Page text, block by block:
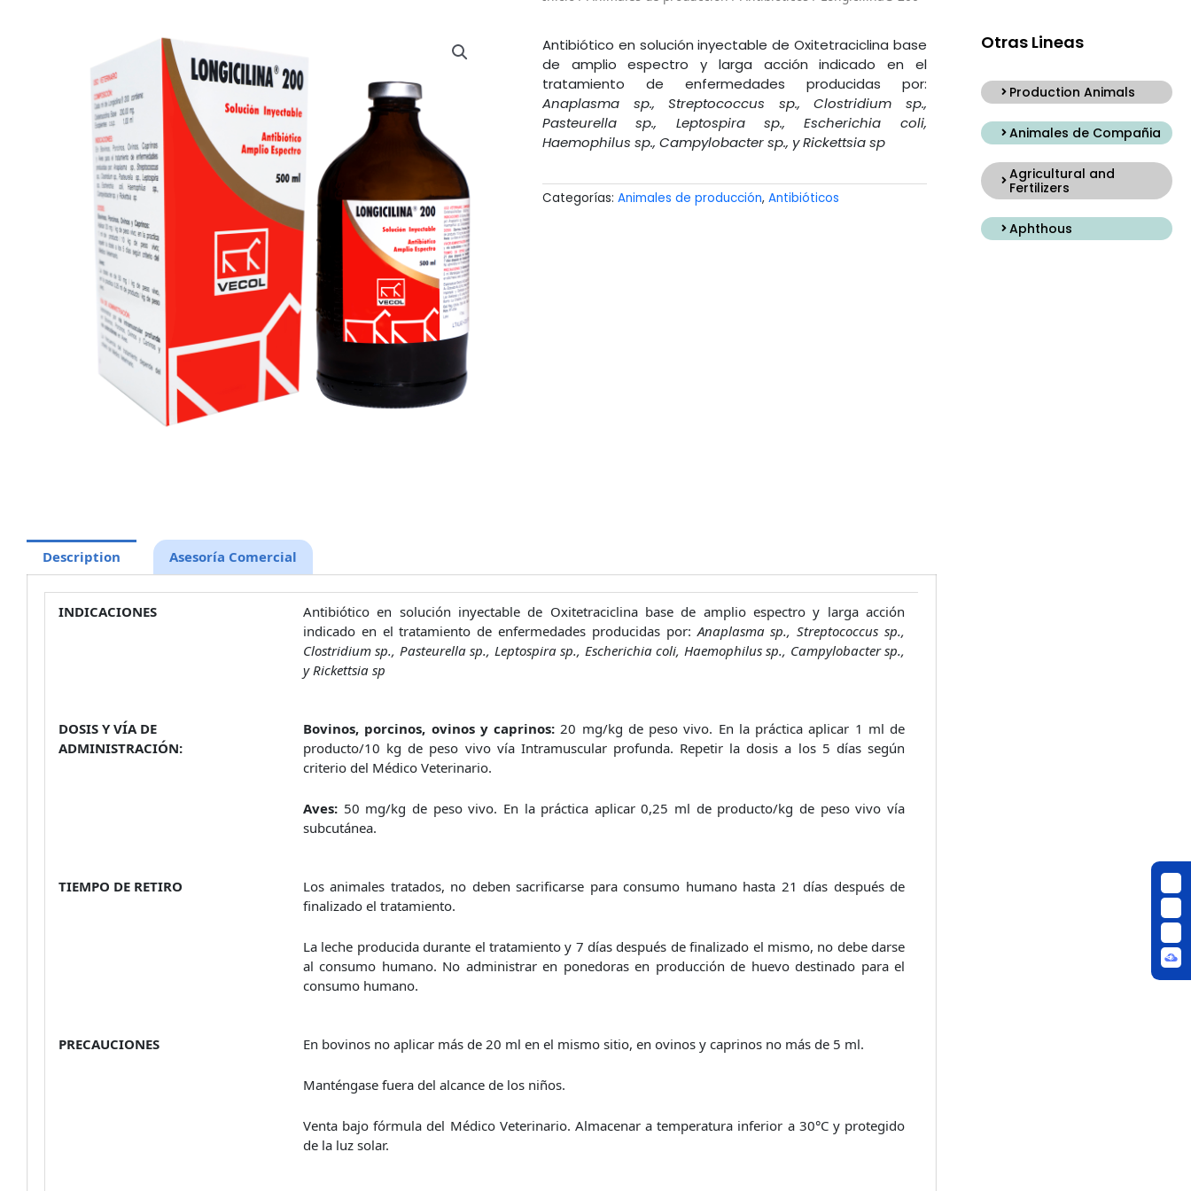
Antibiótico en solución inyectable de Oxitetraciclina base
de amplio espectro y larga acción indicado en el
tratamiento de enfermedades producidas por:
Anaplasma sp., Streptococcus sp., Clostridium sp.,
Pasteurella sp., Leptospira sp., Escherichia coli,
Haemophilus sp., Campylobacter sp., y Rickettsia sp
Categorías: Animales de producción, Antibióticos
Description Asesoría Comercial
INDICACIONES
Antibiótico en solución inyectable de Oxitetraciclina base de amplio espectro y larga acción
indicado en el tratamiento de enfermedades producidas por: Anaplasma sp., Streptococcus sp.,
Clostridium sp., Pasteurella sp., Leptospira sp., Escherichia coli, Haemophilus sp., Campylobacter sp.,
y Rickettsia sp
DOSIS Y VÍA DE
ADMINISTRACIÓN:
Bovinos, porcinos, ovinos y caprinos: 20 mg/kg de peso vivo. En la práctica aplicar 1 ml de
producto/10 kg de peso vivo vía Intramuscular profunda. Repetir la dosis a los 5 días según
criterio del Médico Veterinario.
Aves: 50 mg/kg de peso vivo. En la práctica aplicar 0,25 ml de producto/kg de peso vivo vía
subcutánea.
TIEMPO DE RETIRO
Los animales tratados, no deben sacrificarse para consumo humano hasta 21 días después de
finalizado el tratamiento.
La leche producida durante el tratamiento y 7 días después de finalizado el mismo, no debe darse
al consumo humano. No administrar en ponedoras en producción de huevo destinado para el
consumo humano.
PRECAUCIONES En bovinos no aplicar más de 20 ml en el mismo sitio, en ovinos y caprinos no más de 5 ml.
Manténgase fuera del alcance de los niños.
Venta bajo fórmula del Médico Veterinario. Almacenar a temperatura inferior a 30°C y protegido
de la luz solar.
Otras Lineas
Production Animals
Animales de Compañia
Agricultural and
Fertilizers
Aphthous